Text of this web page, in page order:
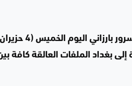
إلى بغداد الملفات العالقة كافة